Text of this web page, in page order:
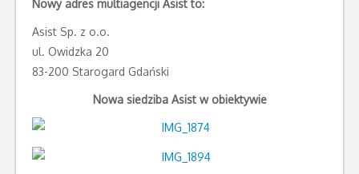
Nowy adres multiagencji Asist to:
Asist Sp. z o.o.
ul. Owidzka 20
83-200 Starogard Gdański
Nowa siedziba Asist w obiektywie